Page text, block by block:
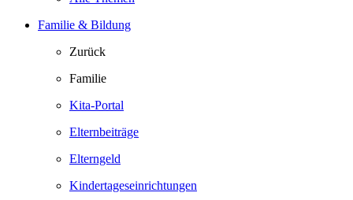
Familie & Bildung
Zurück
Familie
Kita-Portal
Elternbeiträge
Elterngeld
Kindertageseinrichtungen